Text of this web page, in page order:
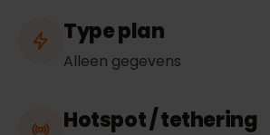
Type plan
Alleen gegevens
Hotspot / tethering